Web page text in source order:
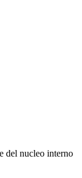
del nucleo interno